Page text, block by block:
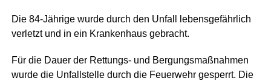
Die 84-Jäh­ri­ge wur­de durch den Unfall lebens­ge­fähr­lich
ver­letzt und in ein Kran­ken­haus gebracht.
Für die Dau­er der Ret­tungs- und Ber­gungs­maß­nah­men
wur­de die Unfall­stel­le durch die Feu­er­wehr gesperrt. Die